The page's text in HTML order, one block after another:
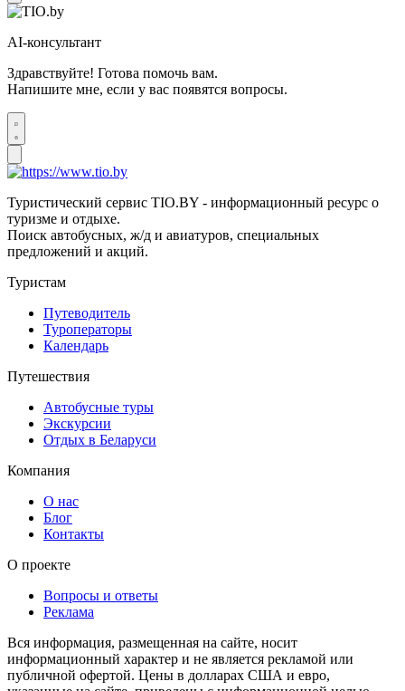
AI-консультант
Здравствуйте! Готова помочь вам.
Напишите мне, если у вас появятся вопросы.
Туристический сервис TIO.BY - информационный ресурс о
туризме и отдыхе.
Поиск автобусных, ж/д и авиатуров, специальных
предложений и акций.
Туристам
Путеводитель
Туроператоры
Календарь
Путешествия
Автобусные туры
Экскурсии
Отдых в Беларуси
Компания
О нас
Блог
Контакты
О проекте
Вопросы и ответы
Реклама
Вся информация, размещенная на сайте, носит
информационный характер и не является рекламой или
публичной офертой. Цены в долларах США и евро,